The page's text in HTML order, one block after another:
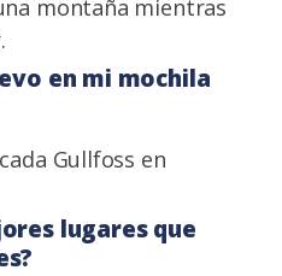
en mi mochila
lugares que